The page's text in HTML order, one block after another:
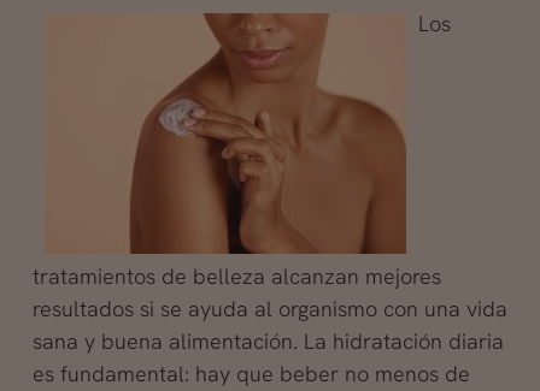
Los
tratamientos de belleza alcanzan mejores
resultados si se ayuda al organismo con una vida
sana y buena alimentación. La hidratación diaria
es fundamental: hay que beber no menos de